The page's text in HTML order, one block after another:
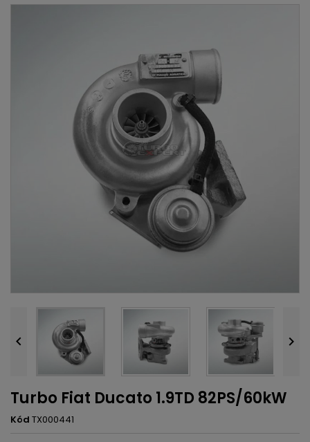
 
Turbo Fiat Ducato 1.9TD 82PS/60kW
Kód TX000441